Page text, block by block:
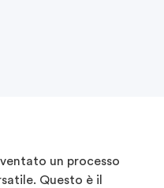
un processo
Questo è il